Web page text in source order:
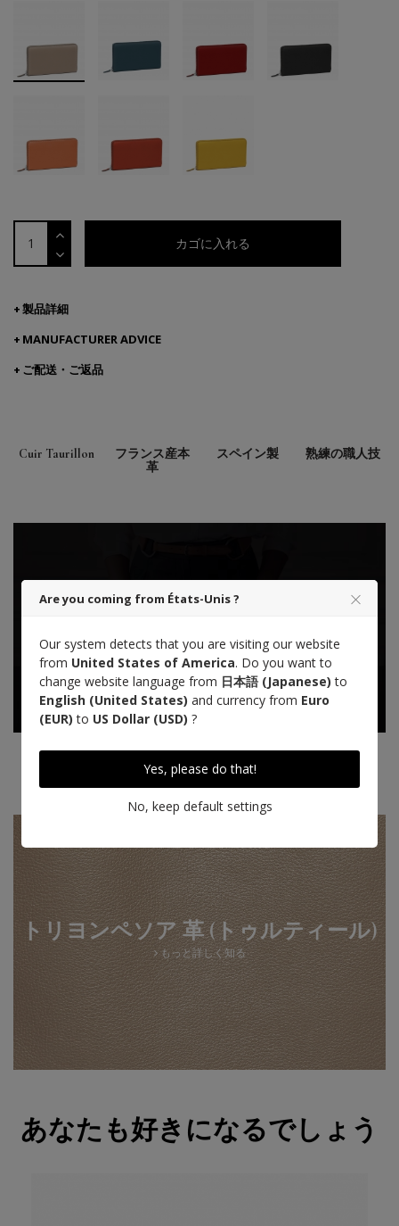
カゴに入れる
製品詳細
MANUFACTURER ADVICE
ご配送・ご返品
Cuir Taurillon
フランス産本
革
スペイン製 熟練の職人技
Tanned in the South West of France
(Aquitaine)
Designed in Paris
トリヨンペソア 革 (トゥルティール)
もっと詳しく知る
あなたも好きになるでしょう
Are you coming from États-Unis ?
Our system detects that you are visiting our website
from United States of America. Do you want to
change website language from 日本語 (Japanese) to
English (United States) and currency from Euro
(EUR) to US Dollar (USD) ?
Yes, please do that!
No, keep default settings